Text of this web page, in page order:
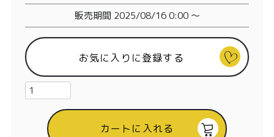
プライバシーポリシー
特定商取引法に基づく表記
販売期間 2025/08/16 0:00 〜
お気に入りに登録する
カートに入れる